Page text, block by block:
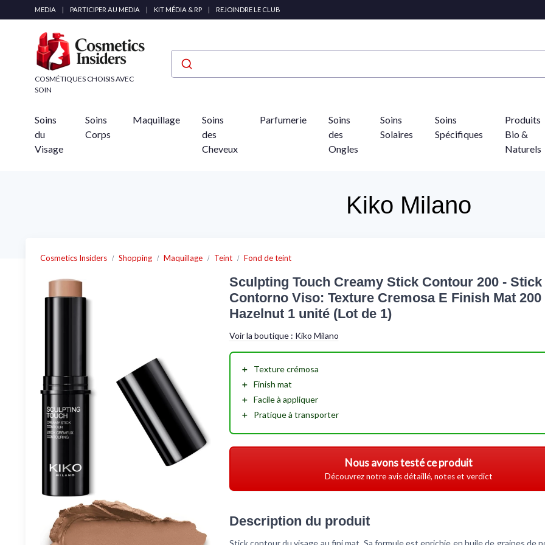
MEDIA | PARTICIPER AU MEDIA | KIT MÉDIA & RP | REJOINDRE LE CLUB
COSMÉTIQUES CHOISIS AVEC
SOIN
Soins
du
Visage
Soins
Corps
Maquillage
Soins
des
Cheveux
Parfumerie
Soins
des
Ongles
Soins
Solaires
Soins
Spécifiques
Produits
Bio &
Naturels
Kiko Milano
Cosmetics Insiders Shopping Maquillage Teint Fond de teint
Sculpting Touch Creamy Stick Contour 200 - Stick
Contorno Viso: Texture Cremosa E Finish Mat 200
Hazelnut 1 unité (Lot de 1)
Voir la boutique : Kiko Milano
＋ Texturecrémosa
＋ Finish mat
＋ Facile à appliquer
＋
Pratique à transporter
Nous avons testé ce produit
Découvrez notre avis détaillé, notes et verdict
Description du produit
Stick contour du visage au fini mat. Sa formule est enrichie en huile de graines de
Panneau de gestion des cookies